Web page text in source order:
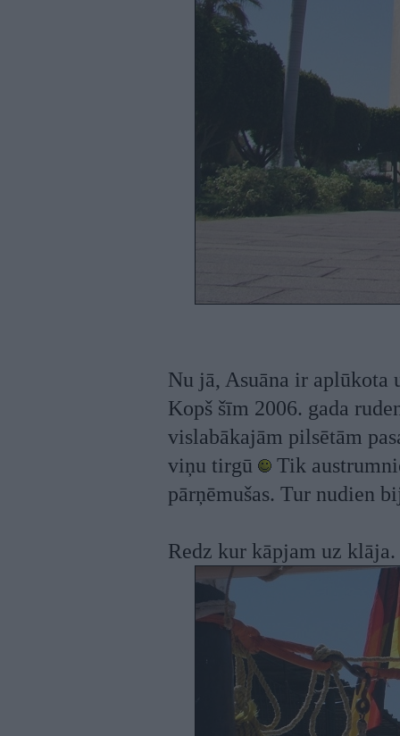
Nu jā, Asuāna ir aplūkota
Kopš šīm 2006. gada
vislabākajām pilsētām
viņu tirgū
Tik
pārņēmušas. Tur nudien
Redz kur kāpjam uz